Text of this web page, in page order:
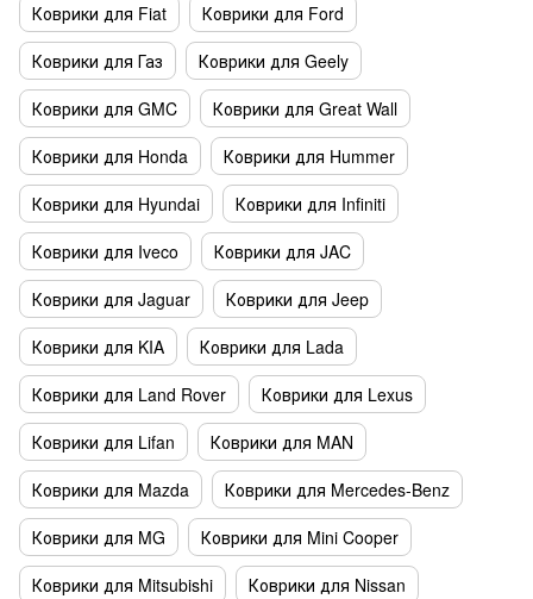
Коврики для Fiat
Коврики для Ford
Коврики для Газ
Коврики для Geely
Коврики для GMC
Коврики для Great Wall
Коврики для Honda
Коврики для Hummer
Коврики для Hyundai
Коврики для Infiniti
Коврики для Iveco
Коврики для JAC
Коврики для Jaguar
Коврики для Jeep
Коврики для KIA
Коврики для Lada
Коврики для Land Rover
Коврики для Lexus
Коврики для Lifan
Коврики для MAN
Коврики для Mazda
Коврики для Mercedes-Benz
Коврики для MG
Коврики для Mini Cooper
Коврики для Mitsubishi
Коврики для Nissan